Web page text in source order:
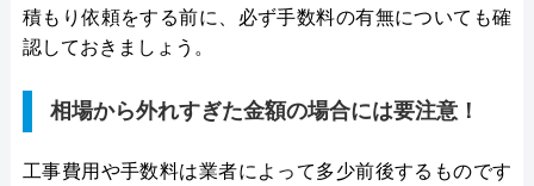
積もり依頼をする前に、必ず手数料の有無についても確
認しておきましょう。
相場から外れすぎた金額の場合には要注意！
工事費用や手数料は業者によって多少前後するものです